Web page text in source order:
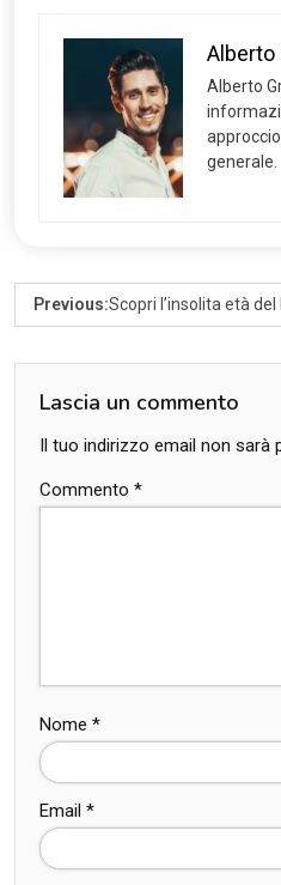
Alberto
Alberto
generale.
Previous:Scopri l’insolita età
Lascia un commento
Il tuo indirizzo email non sarà
Commento *
Nome *
Email *